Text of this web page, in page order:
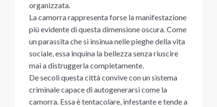
organizzata.
La camorra rappresenta forse la manifestazione
più evidente di questa dimensione oscura. Come
un parassita che si insinua nelle pieghe della vita
sociale, essa inquina la bellezza senza riuscire
mai a distruggerla completamente.
De secoli questa città convive con un sistema
criminale capace di autogenerarsi come la
camorra. Essa è tentacolare, infestante e tende a